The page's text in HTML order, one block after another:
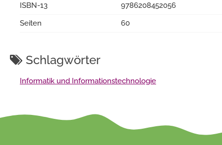
ISBN-13
9786208452056
Seiten
60
Schlagwörter
Informatik und Informationstechnologie